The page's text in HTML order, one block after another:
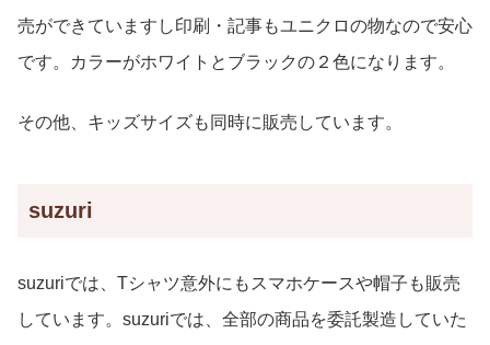
売ができていますし印刷・記事もユニクロの物なので安心
です。カラーがホワイトとブラックの２色になります。
その他、キッズサイズも同時に販売しています。
suzuri
suzuriでは、Tシャツ意外にもスマホケースや帽子も販売
しています。suzuriでは、全部の商品を委託製造していた